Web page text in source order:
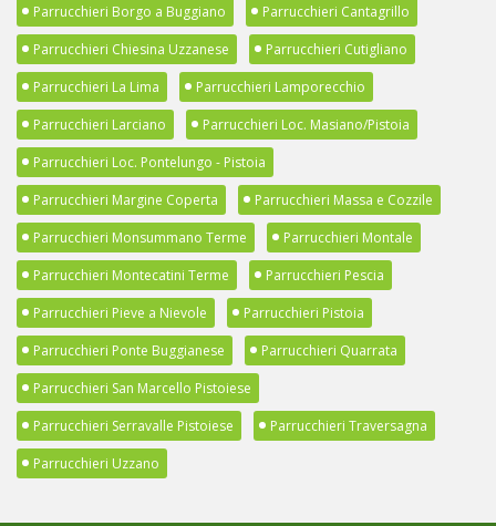
Parrucchieri Borgo a Buggiano
Parrucchieri Cantagrillo
Parrucchieri Chiesina Uzzanese
Parrucchieri Cutigliano
Parrucchieri La Lima
Parrucchieri Lamporecchio
Parrucchieri Larciano
Parrucchieri Loc. Masiano/Pistoia
Parrucchieri Loc. Pontelungo - Pistoia
Parrucchieri Margine Coperta
Parrucchieri Massa e Cozzile
Parrucchieri Monsummano Terme
Parrucchieri Montale
Parrucchieri Montecatini Terme
Parrucchieri Pescia
Parrucchieri Pieve a Nievole
Parrucchieri Pistoia
Parrucchieri Ponte Buggianese
Parrucchieri Quarrata
Parrucchieri San Marcello Pistoiese
Parrucchieri Serravalle Pistoiese
Parrucchieri Traversagna
Parrucchieri Uzzano